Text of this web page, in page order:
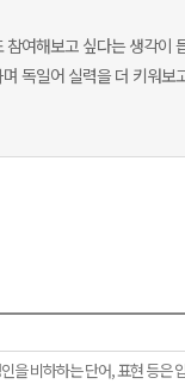
여해보고 싶다는 생각이
독일어 실력을 더 키워보